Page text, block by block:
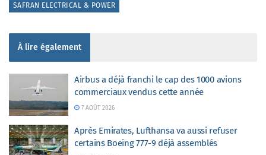
SAFRAN ELECTRICAL & POWER
À lire également
Airbus a déjà franchi le cap des 1000 avions
commerciaux vendus cette année
7 AOÛT 2026
Après Emirates, Lufthansa va aussi refuser
certains Boeing 777-9 déjà assemblés